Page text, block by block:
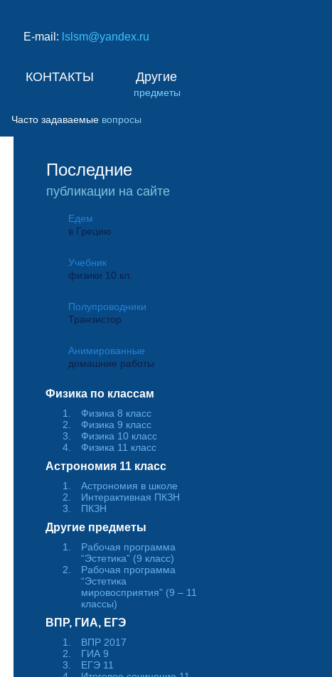
Последние
публикации на сайте
Физика по классам
Физика 8 класс
Физика 9 класс
Физика 10 класс
Физика 11 класс
Астрономия 11 класс
Астрономия в школе
Интерактивная ПКЗН
ПКЗН
Другие предметы
Рабочая программа
“Эстетика” (9 класс)
Рабочая программа
“Эстетика
мировосприятия” (9 – 11
классы)
ВПР, ГИА, ЕГЭ
ВПР 2017
ГИА 9
ЕГЭ 11
Часто задаваемые вопросы
КОНТАКТЫ Другие
предметы
Едем
в Грецию
Учебник
физики 10 кл.
Полупроводники
Транзистор
Анимированные
домашние работы
E-mail: lslsm@yandex.ru